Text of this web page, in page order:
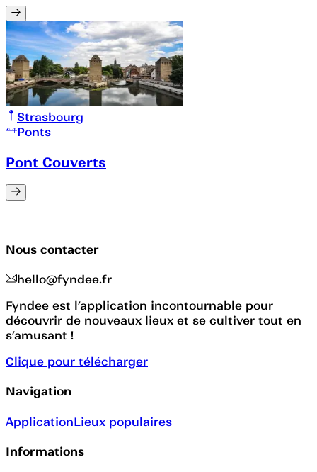
Strasbourg
Ponts
Pont Couverts
Nous contacter
hello@fyndee.fr
Fyndee est l’application incontournable pour
découvrir de nouveaux lieux et se cultiver tout en
s’amusant !
Clique pour télécharger
Navigation
ApplicationLieux populaires
Informations